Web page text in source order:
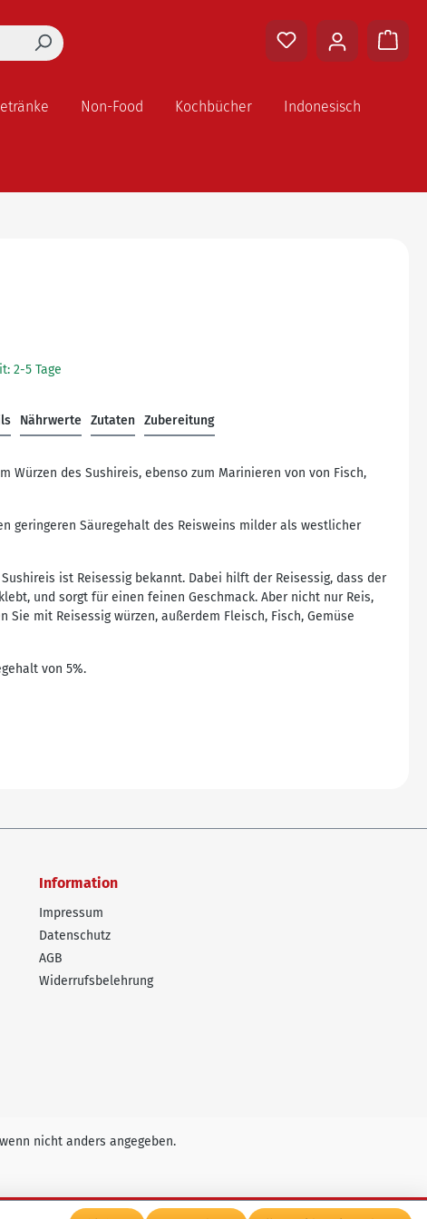
Non-Food Kochbücher Indonesisch
2-5 Tage
Nährwerte Zutaten Zubereitung
Würzen des Sushireis, ebenso zum Marinieren von von Fisch,
geringeren Säuregehalt des Reisweins milder als westlicher
ist Reisessig bekannt. Dabei hilft der Reisessig, dass der
und sorgt für einen feinen Geschmack. Aber nicht nur Reis,
Sie mit Reisessig würzen, außerdem Fleisch, Fisch, Gemüse
von 5%.
Information
Impressum
Datenschutz
AGB
Widerrufsbelehrung
nicht anders angegeben.